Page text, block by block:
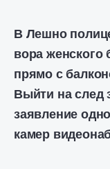
В Лешно
вора
прямо с
Выйти на след
заявление
камер